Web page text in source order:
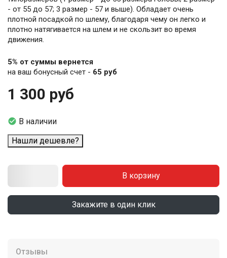
- от 55 до 57; 3 размер - 57 и выше). Обладает очень
плотной посадкой по шлему, благодаря чему он легко и
плотно натягивается на шлем и не скользит во время
движения.
5% от суммы вернется
на ваш бонусный счет - 65 руб
1 300 руб
 В наличии
Нашли дешевле?
В корзину
Закажите в один клик
Отзывы